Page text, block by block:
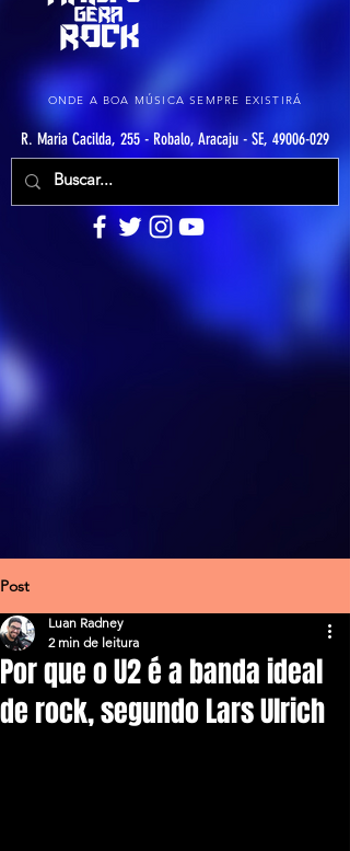
ONDE A BOA MÚSICA SEMPRE EXISTIRÁ
R. Maria Cacilda, 255 - Robalo, Aracaju - SE, 49006-029
Post
Por que o U2 é a banda ideal
de rock, segundo Lars Ulrich
Luan Radney
2 min de leitura